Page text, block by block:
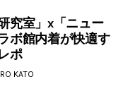
究室」x「ニュー
ボ館内着が快適す
ポ
KATO